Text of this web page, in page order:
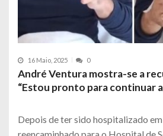
16 Maio, 2025 0
André Ventura mostra-se a
“Estou pronto para continuar
Depois de ter sido hospitalizado
reencaminhado para o Hospital de